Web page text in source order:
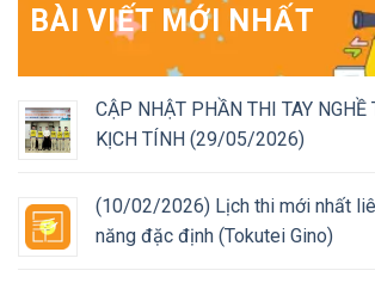
BÀI VIẾT MỚI NHẤT
CẬP NHẬT PHẦN THI TAY NGHỀ
KỊCH TÍNH (29/05/2026)
(10/02/2026) Lịch thi mới nhất
năng đặc định (Tokutei Gino)